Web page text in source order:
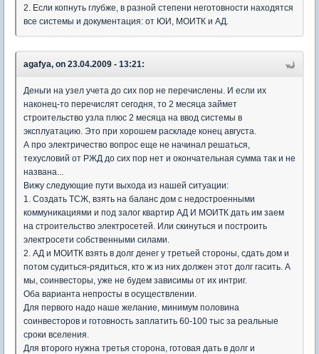
2. Если копнуть глубже, в разной степени неготовности находятся
все системы и документация: от ЮИ, МОИТК и АД.
agafya, on 23.04.2009 - 13:21:
Деньги на узел учета до сих пор не перечислены. И если их
наконец-то перечислят сегодня, то 2 месяца займет
строительство узла плюс 2 месяца на ввод системы в
эксплуатацию. Это при хорошем раскладе конец августа.
А про электричество вопрос еще не начинал решаться,
техусловий от РЖД до сих пор нет и окончательная сумма так и не
названа...
Вижу следующие пути выхода из нашей ситуации:
1. Создать ТСЖ, взять на баланс дом с недостроенными
коммуникациями и под залог квартир АД И МОИТК дать им заем
на строительство электросетей. Или скинуться и построить
электросети собственными силами.
2. АД и МОИТК взять в долг денег у третьей стороны, сдать дом и
потом судиться-рядиться, кто ж из них должен этот долг гасить. А
мы, соинвесторы, уже не будем зависимы от их интриг.
Оба варианта непросты в осуществлении.
Для первого надо наше желание, минимум половина
соинвесторов и готовность заплатить 60-100 тыс за реальные
сроки вселения.
Для второго нужна третья сторона, готовая дать в долг и